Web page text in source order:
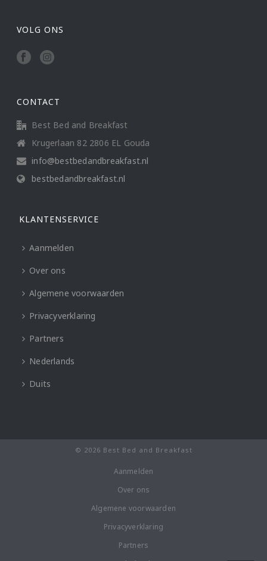
VOLG ONS
CONTACT
Best Bed and Breakfast
Krugerlaan 82 2806 EL Gouda
info@bestbedandbreakfast.nl
bestbedandbreakfast.nl
KLANTENSERVICE
Aanmelden
Over ons
Algemene voorwaarden
Privacyverklaring
Partners
Nederlands
Duits
© 2026 Best Bed and Breakfast
Aanmelden
Over ons
Algemene voorwaarden
Privacyverklaring
Partners